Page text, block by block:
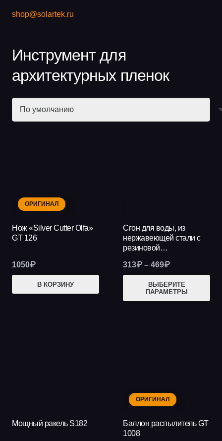
shop@solartek.ru
Инструмент для
архитектурных пленок
ОРИГИНАЛ
Нож «Silver Cutter Olfa»
GT 126
1050₽
В КОРЗИНУ
Сгон для воды, из
нержавеющей стали с
резиновой…
313₽ – 469₽Диапазон
313₽
ВЫБЕРИТЕ
ПАРАМЕТРЫ
Мощный ракель S182
ОРИГИНАЛ
Баллон распылитель GT
1008